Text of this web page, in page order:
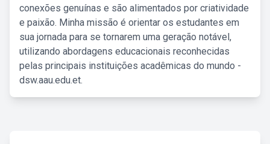
conexões genuínas e são alimentados por criatividade
e paixão. Minha missão é orientar os estudantes em
sua jornada para se tornarem uma geração notável,
utilizando abordagens educacionais reconhecidas
pelas principais instituições acadêmicas do mundo -
dsw.aau.edu.et.